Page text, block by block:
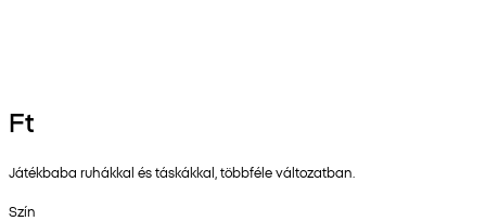
Ft
Játékbaba ruhákkal és táskákkal, többféle változatban.
Szín